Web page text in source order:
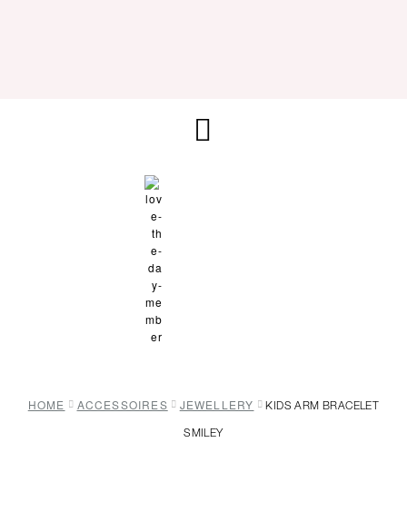
HOME ACCESSOIRES JEWELLERY
KIDS ARM BRACELET
SMILEY